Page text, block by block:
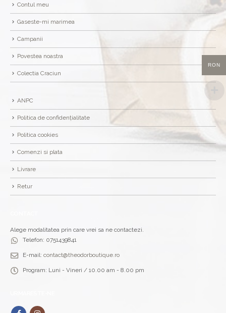
Contul meu
Gaseste-mi marimea
Campanii
Povestea noastra
Colectia Craciun
ANPC
Politica de confidențialitate
Politica cookies
Comenzi si plata
Livrare
Retur
Alege modalitatea prin care vrei sa ne contactezi.
Telefon: 0751439841
E-mail: contact@theodorboutique.ro
Program: Luni - Vineri / 10.00 am - 8.00 pm
RON